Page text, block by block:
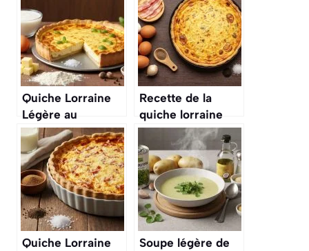
Quiche Lorraine
Légère au
Fromage Blanc
Recette de la
quiche lorraine
simplissime :
facile et délicieuse
Quiche Lorraine
Soupe légère de